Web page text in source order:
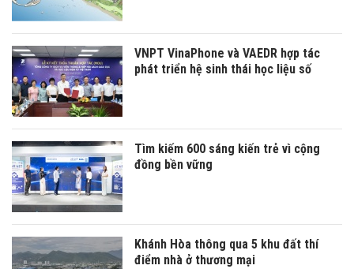
VNPT VinaPhone và VAEDR hợp tác
phát triển hệ sinh thái học liệu số
Tìm kiếm 600 sáng kiến trẻ vì cộng
đồng bền vững
Khánh Hòa thông qua 5 khu đất thí
điểm nhà ở thương mại